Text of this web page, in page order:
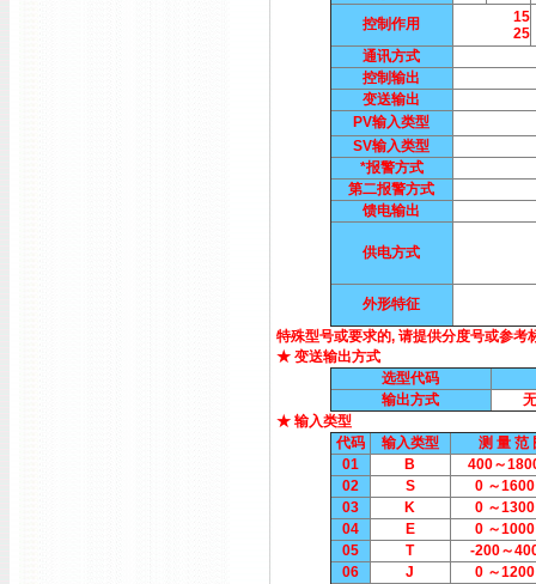
控制作用
15
25
通讯方式
控制输出
变送输出
PV输入类型
SV输入类型
*报警方式
第二报警方式
馈电输出
供电方式
外形特征
特殊型号或要求的, 请提供分度号或参考
★ 变送输出方式
选型代码
输出方式
★ 输入类型
代码
输入类型
测 量 范
01
B
400～
02
S
0 ～
03
K
0 ～
04
E
0 ～
05
T
-200～
06
J
0 ～